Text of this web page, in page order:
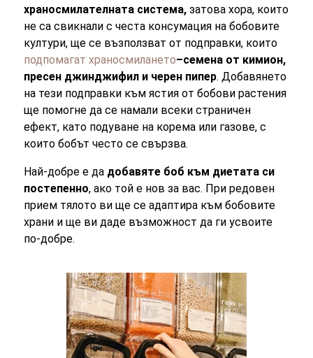
храносмилателната система, затова хора, които
не са свикнали с честа консумация на бобовите
култури, ще се възползват от подправки, които
подпомагат храносмилането–семена от кимион,
пресен джинджифил и черен пипер. Добавянето
на тези подправки към ястия от бобови растения
ще помогне да се намали всеки страничен
ефект, като подуване на корема или газове, с
които бобът често се свързва.
Най-добре е да добавяте боб към диетата си
постепенно, ако той е нов за вас. При редовен
прием тялото ви ще се адаптира към бобовите
храни и ще ви даде възможност да ги усвоите
по-добре.